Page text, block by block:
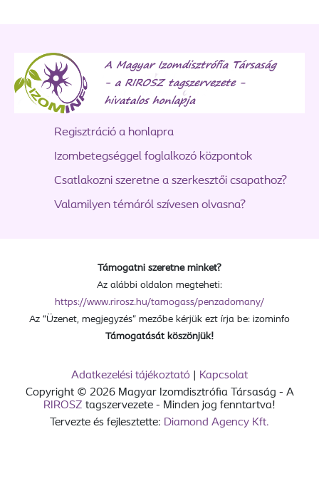
Regisztráció a honlapra
Izombetegséggel foglalkozó központok
Csatlakozni szeretne a szerkesztői csapathoz?
Valamilyen témáról szívesen olvasna?
Támogatni szeretne minket?
Az alábbi oldalon megteheti:
https://www.rirosz.hu/tamogass/penzadomany/
Az “Üzenet, megjegyzés” mezőbe kérjük ezt írja be: izominfo
Támogatását köszönjük!
Adatkezelési tájékoztató
Kapcsolat
Copyright © 2026 Magyar Izomdisztrófia Társaság - A
RIROSZ tagszervezete - Minden jog fenntartva!
Tervezte és fejlesztette: Diamond Agency Kft.